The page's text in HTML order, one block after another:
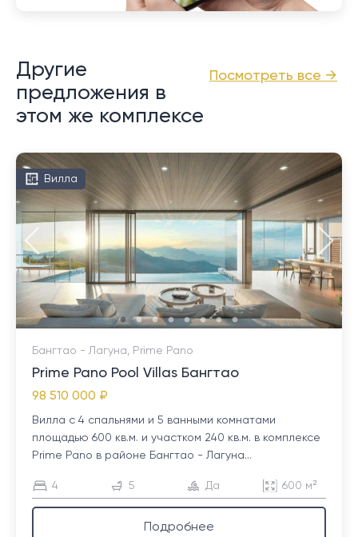
Посмотреть все →
Другие
предложения в
этом же комплексе
Вилла
Бангтао - Лагуна, Prime Pano
Prime Pano Pool Villas Бангтао
98 510 000 ₽
Вилла с 4 спальнями и 5 ванными комнатами
площадью 600 кв.м. и участком 240 кв.м. в комплексе
Prime Pano в районе Бангтао - Лагуна...
4 5 Да 600 м²
Подробнее